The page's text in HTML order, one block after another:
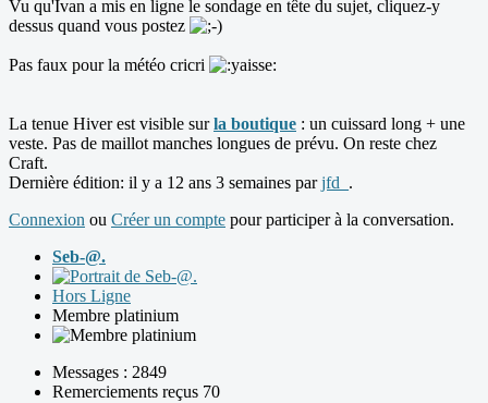
Vu qu'Ivan a mis en ligne le sondage en tête du sujet, cliquez-y
dessus quand vous postez
Pas faux pour la météo cricri
La tenue Hiver est visible surla boutique : un cuissard long + une
veste. Pas de maillot manches longues de prévu. On reste chez
Craft.
Dernière édition: il y a 12 ans 3 semaines parjfd_ .
Connexion ou Créer un compte pour participer à la conversation.
Seb-@.
Hors Ligne
Membre platinium
Messages : 2849
Remerciements reçus 70